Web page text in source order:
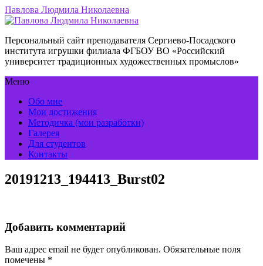
Павлова Людмила Николаевна
Персональный сайт преподавателя Сергиево-Посадского
института игрушки филиала ФГБОУ ВО «Российский
университет традиционных художественных промыслов»
Меню
Обо мне
Мои достижения
Методичка (мои разработки)
Галерея
Для студентов
Контакты
20191213_194413_Burst02
Добавить комментарий
Ваш адрес email не будет опубликован. Обязательные поля
помечены *